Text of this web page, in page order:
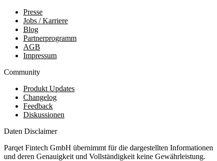
Presse
Jobs / Karriere
Blog
Partnerprogramm
AGB
Impressum
Community
Produkt Updates
Changelog
Feedback
Diskussionen
Daten Disclaimer
Parqet Fintech GmbH übernimmt für die dargestellten Informationen
und deren Genauigkeit und Vollständigkeit keine Gewährleistung.